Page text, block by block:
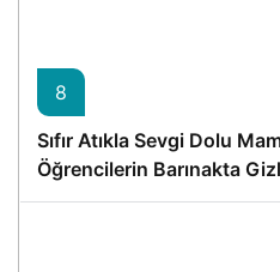
8
Sıfır Atıkla Sevgi Dolu
Öğrencilerin Barınakta
Proje